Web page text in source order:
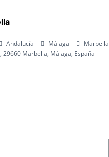
Andalucía Málaga Marbella
29660 Marbella, Málaga, España